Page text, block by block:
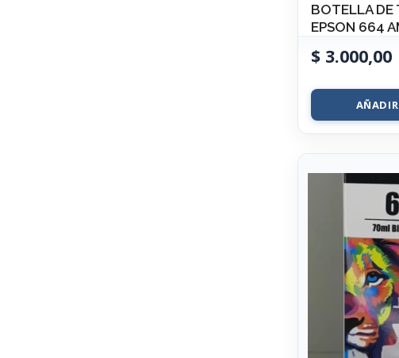
BOTELLA DE
EPSON 664
$ 3.000,00